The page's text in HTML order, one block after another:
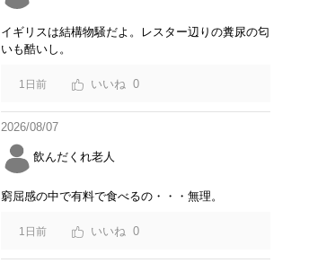
イギリスは結構物騒だよ。レスター辺りの糞尿の匂
いも酷いし。
1日前 0
2026/08/07
飲んだくれ老人
窮屈感の中で有料で食べるの・・・無理。
1日前 0